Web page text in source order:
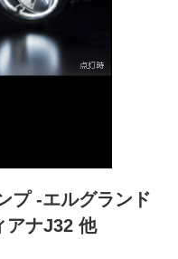
プ -エルグランド
アナJ32 他